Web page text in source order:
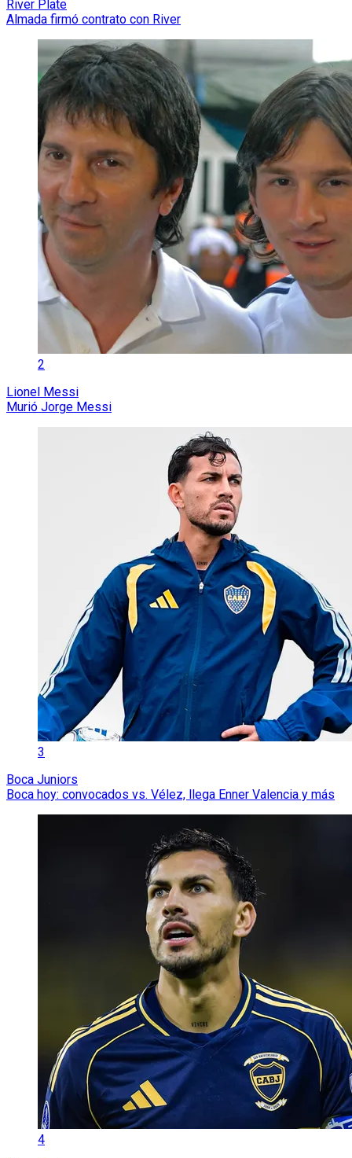
River Plate
Almada firmó contrato con River
2
Lionel Messi
Murió Jorge Messi
3
Boca Juniors
Boca hoy: convocados vs. Vélez, llega Enner Valencia y más
4